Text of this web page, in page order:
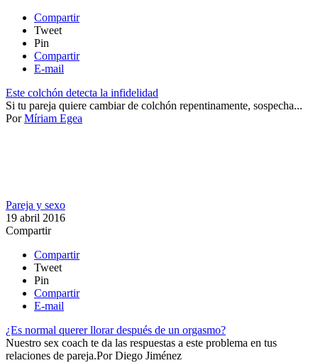
Compartir
Tweet
Pin
Compartir
E-mail
Este colchón detecta la infidelidad
​Si tu pareja quiere cambiar de colchón repentinamente, sospecha...
PorMíriam Egea
Pareja y sexo
19 abril 2016
Compartir
Compartir
Tweet
Pin
Compartir
E-mail
¿Es normal querer llorar después de un orgasmo?
Nuestro sex coach te da las respuestas a este problema en tus
relaciones de pareja.​​PorDiego Jiménez